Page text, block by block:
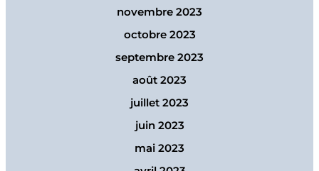
novembre 2023
octobre 2023
septembre 2023
août 2023
juillet 2023
juin 2023
mai 2023